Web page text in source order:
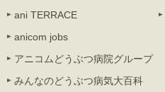
ani TERRACE
anicom jobs
アニコムどうぶつ病院グループ
みんなのどうぶつ病気大百科